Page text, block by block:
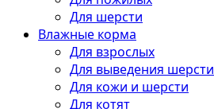
Для шерсти
Влажные корма
Для взрослых
Для выведения шерсти
Для кожи и шерсти
Для котят